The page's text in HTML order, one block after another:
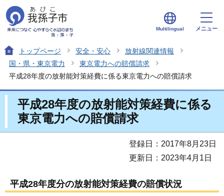
Multilingual メニュー
トップページ 安全・安心
放射線関連情報
国・県・東京電力
東京電力への賠償請求
平成28年度の放射能対策経費に係る東京電力への賠償請求
平成28年度の放射能対策経費に係る
東京電力への賠償請求
登録日：2017年8月23日
更新日：2023年4月1日
平成28年度分の放射能対策経費の賠償状況